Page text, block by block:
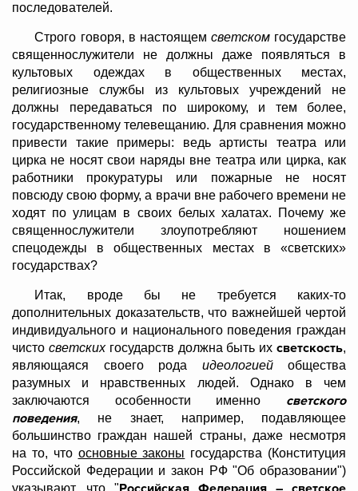
последователей.
Строго говоря, в настоящем светскомгосударстве
священнослужители не должны даже появляться в
культовых одеждах в общественных местах,
религиозные службы из культовых учреждений не
должны передаваться по широкому, и тем более,
государственному телевещанию. Для сравнения можно
привести такие примеры: ведь артисты театра или
цирка не носят свои наряды вне театра или цирка, как
работники прокуратуры или пожарные не носят
повсюду свою форму, а врачи вне рабочего времени не
ходят по улицам в своих белых халатах. Почему же
священнослужители злоупотребляют ношением
спецодежды в общественных местах в «светских»
государствах?
Итак, вроде бы не требуется каких-то
дополнительных доказательств, что важнейшей чертой
индивидуального и национального поведения граждан
чисто светскихгосударств должна быть ихсветскость,
являющаяся своего рода идеологиейобщества
разумных и нравственных людей. Однако в чем
заключаются особенности именно светского
поведения, не знает, например, подавляющее
большинство граждан нашей страны, даже несмотря
на то, что основные законы государства (Конституция
Российской Федерации и закон РФ "Об образовании")